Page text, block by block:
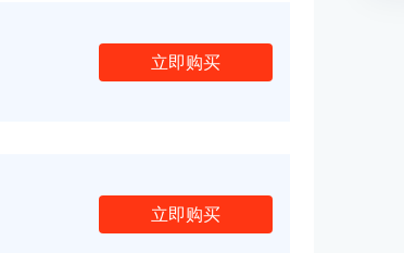
立即购买
立即购买